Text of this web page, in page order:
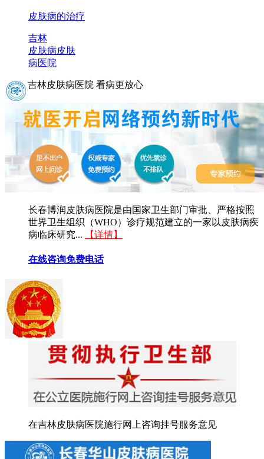
皮肤病的治疗
吉林
皮肤病皮肤
病医院
吉林皮肤病医院 看病更放心
长春博润皮肤病医院是由国家卫生部门审批、严格按照
世界卫生组织（WHO）诊疗规范建立的一家以皮肤病疾
病临床研究...
【详情】
在线咨询免费电话
在吉林皮肤病医院施行网上咨询挂号服务意见